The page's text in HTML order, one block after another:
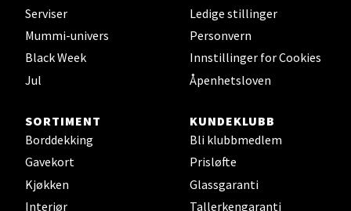
Serviser
Mummi-univers
Black Week
Jul
Ledige stillinger
Personvern
Innstillinger for Cookies
Åpenhetsloven
SORTIMENT
Borddekking
Gavekort
Kjøkken
Interiør
KUNDEKLUBB
Bli klubbmedlem
Prisløfte
Glassgaranti
Tallerkengaranti
Steinkjer - Thon Senter Steinkjer
Sjøfartsgata 2, 7714 Steinkjer
0 i butikk